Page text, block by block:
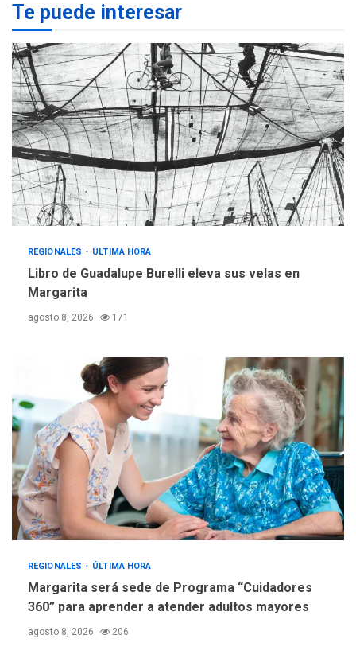
2
Margarita será sede de
para aprender a atender
adultos mayores
3
REGIONALES ÚLTIMA HORA
Mariño fortalece capacidad
operativa con flota
vehicular de 60 unidades
adquiridas en un año de
gestión
4
REGIONALES ÚLTIMA HORA
«Juan Bautista Arismendi» a
la altura de Macho Muerto
trabajan en diplomado para
creación y manejo de
estadísticas de turismo
Te puede interesar
REGIONALES ÚLTIMA HORA
Libro de Guadalupe Burelli eleva sus velas en
Margarita
agosto 8, 2026 171
REGIONALES ÚLTIMA HORA
Margarita será sede de Programa “Cuidadores
360” para aprender a atender adultos mayores
agosto 8, 2026 206